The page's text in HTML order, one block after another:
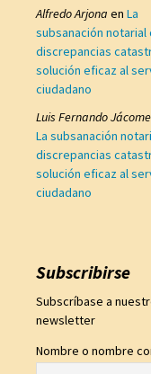
Alfredo Arjona en La
subsanación notarial
discrepancias
solución eficaz al
ciudadano
Luis Fernando
La subsanación
discrepancias
solución eficaz al
ciudadano
Subscribirse
Subscríbase a
newsletter
Nombre o nombre